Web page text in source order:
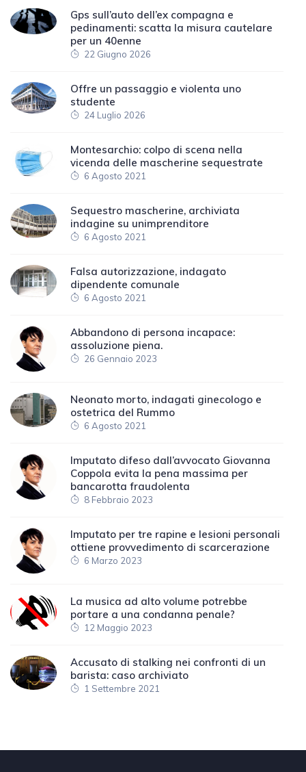
Gps sull’auto dell’ex compagna e
pedinamenti: scatta la misura cautelare
per un 40enne
22 Giugno 2026
Offre un passaggio e violenta uno
studente
24 Luglio 2026
Montesarchio: colpo di scena nella
vicenda delle mascherine sequestrate
6 Agosto 2021
Sequestro mascherine, archiviata
indagine su unimprenditore
6 Agosto 2021
Falsa autorizzazione, indagato
dipendente comunale
6 Agosto 2021
Abbandono di persona incapace:
assoluzione piena.
26 Gennaio 2023
Neonato morto, indagati ginecologo e
ostetrica del Rummo
6 Agosto 2021
Imputato difeso dall’avvocato Giovanna
Coppola evita la pena massima per
bancarotta fraudolenta
8 Febbraio 2023
Imputato per tre rapine e lesioni personali
ottiene provvedimento di scarcerazione
6 Marzo 2023
La musica ad alto volume potrebbe
portare a una condanna penale?
12 Maggio 2023
Accusato di stalking nei confronti di un
barista: caso archiviato
1 Settembre 2021